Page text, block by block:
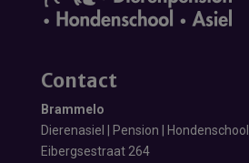
Contact
Brammelo
Dierenasiel | Pension | Hondenschool
Eibergsestraat 264